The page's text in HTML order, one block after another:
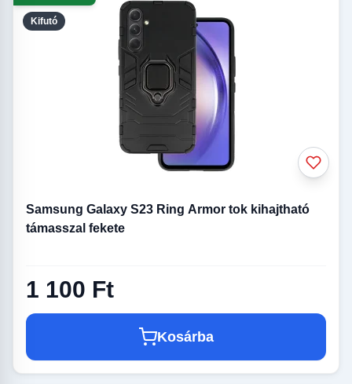
Kifutó
Samsung Galaxy S23 Ring Armor tok kihajtható
támasszal fekete
1 100 Ft
Kosárba